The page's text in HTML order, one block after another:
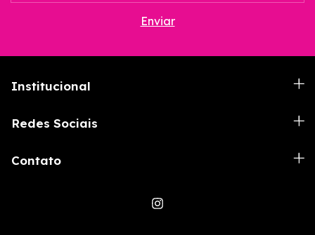
Institucional
Redes Sociais
Contato